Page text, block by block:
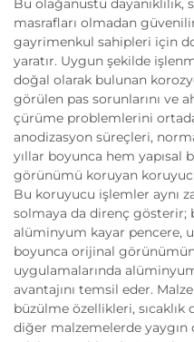
Bu olağanüstü dayanıklılık,
masrafları olmadan
gayrimenkul sahipleri için
yaratır. Uygun şekilde
doğal olarak bulunan
görülen pas sorunlarını ve
çürüme problemlerini
anodizasyon süreçleri,
yıllar boyunca hem
görünümü koruyan
Bu koruyucu işlemler aynı
solmaya da direnç gösterir;
alüminyum kayar pencere,
boyunca orijinal
uygulamalarında
avantajını temsil eder.
büzülme özellikleri,
diğer malzemelerde